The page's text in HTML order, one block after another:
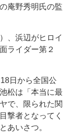
庵野秀明氏の監
、浜辺がヒロイ
ライダー第２
日から全国公
松は「本当に最
で、限られた関
撃者となってく
あいさつ。